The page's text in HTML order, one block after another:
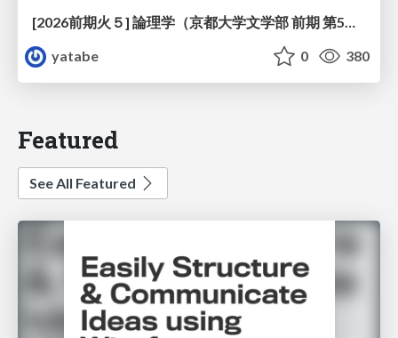
[2026前期火５] 論理学（京都大学文学部 前期 第5回）「 ならばの問題演習・proof net・かつの規則」
yatabe
0 380
Featured
See All Featured